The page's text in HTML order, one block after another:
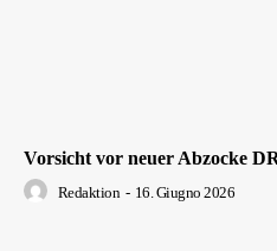
Vorsicht vor neuer Abzocke
Redaktion - 16. Giugno 2026